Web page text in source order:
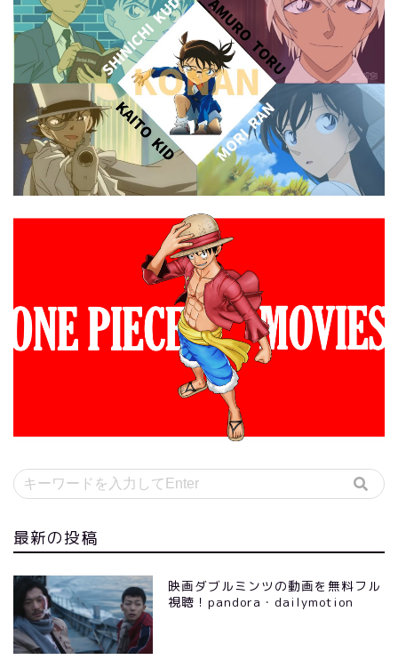
最新の投稿
映画ダブルミンツの動画を無料フル
視聴！pandora・dailymotion